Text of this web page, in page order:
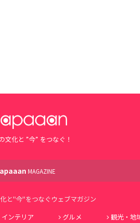
文化と ”今” をつなぐ！
MAGAZINE
と"今"をつなぐウェブマガジン
ンテリア グルメ 観光・地